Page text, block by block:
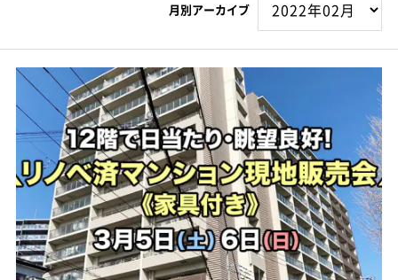
リノベーションメニュー
リノベーションの流れ
施工事例
店舗案内
お問い合わせ・お見積り
月別アーカイブ